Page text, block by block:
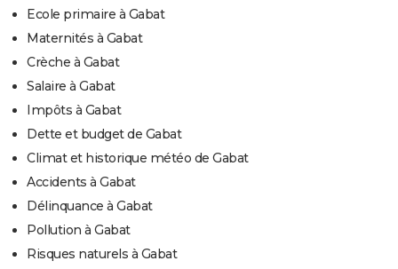
Ecole primaire à Gabat
Maternités à Gabat
Crèche à Gabat
Salaire à Gabat
Impôts à Gabat
Dette et budget de Gabat
Climat et historique météo de Gabat
Accidents à Gabat
Délinquance à Gabat
Pollution à Gabat
Risques naturels à Gabat